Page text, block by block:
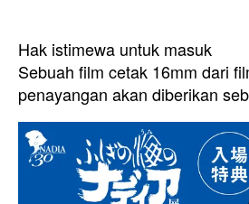
Hak istimewa untuk masuk
Sebuah film cetak 16mm dari
penayangan akan diberikan